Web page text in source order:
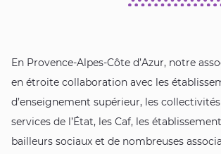
En Provence-Alpes-Côte d’Azur, notre
en étroite collaboration avec les
d’enseignement supérieur, les
services de l’État, les Caf, les
bailleurs sociaux et de nombreuses